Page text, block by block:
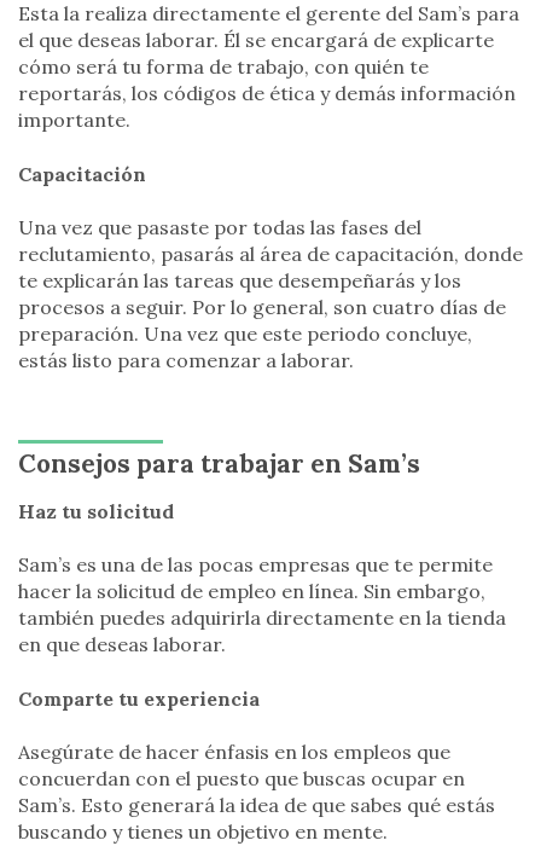
Esta la realiza directamente el gerente del Sam’s para
el que deseas laborar. Él se encargará de explicarte
cómo será tu forma de trabajo, con quién te
reportarás, los códigos de ética y demás información
importante.
Capacitación
Una vez que pasaste por todas las fases del
reclutamiento, pasarás al área de capacitación, donde
te explicarán las tareas que desempeñarás y los
procesos a seguir. Por lo general, son cuatro días de
preparación. Una vez que este periodo concluye,
estás listo para comenzar a laborar.
Consejos para trabajar en Sam’s
Haz tu solicitud
Sam’s es una de las pocas empresas que te permite
hacer la solicitud de empleo en línea. Sin embargo,
también puedes adquirirla directamente en la tienda
en que deseas laborar.
Comparte tu experiencia
Asegúrate de hacer énfasis en los empleos que
concuerdan con el puesto que buscas ocupar en
Sam’s. Esto generará la idea de que sabes qué estás
buscando y tienes un objetivo en mente.